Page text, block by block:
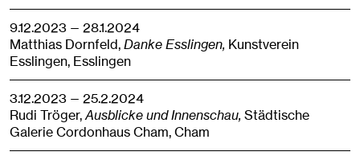
9.12.2023 — 28.1.2024
Matthias Dornfeld,Danke Esslingen, Kunstverein
Esslingen, Esslingen
3.12.2023 — 25.2.2024
Rudi Tröger,Ausblicke und Innenschau, Städtische
Galerie Cordonhaus Cham,Cham